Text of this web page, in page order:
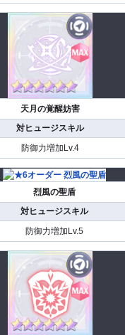
天月の覚醒妨害
対ヒュージスキル
防御力増加Lv.4
烈風の聖盾
対ヒュージスキル
防御力増加Lv.5